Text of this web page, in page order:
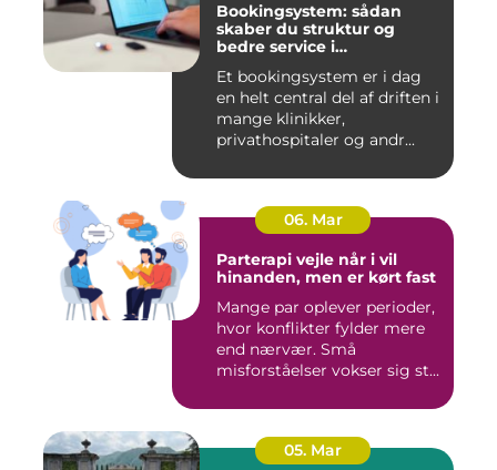
Bookingsystem: sådan
skaber du struktur og
bedre service i
Et bookingsystem er i dag
en helt central del af driften i
mange klinikker,
privathospitaler og andr...
06. Mar
Parterapi vejle når i vil
hinanden, men er kørt fast
Mange par oplever perioder,
hvor konflikter fylder mere
end nærvær. Små
misforståelser vokser sig st...
05. Mar